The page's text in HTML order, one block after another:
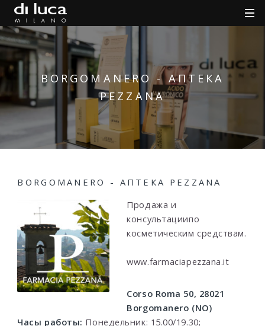
BORGOMANERO - АПТЕКА
PEZZANA
BORGOMANERO - АПТЕКА PEZZANA
Продажа и
консультациипо
косметическим средствам.
www.farmaciapezzana.it
Corso Roma 50, 28021
Borgomanero (NO)
Часы работы: Понедельник: 15.00/19.30;